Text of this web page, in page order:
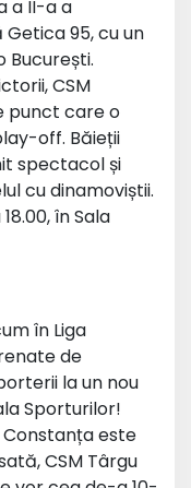
a II-a a
95, cu un
București.
CSM
punct care o
off. Băieții
spectacol și
cu dinamoviștii.
în Sala
în Liga
de
la un nou
Sporturilor!
Constanța este
CSM Târgu